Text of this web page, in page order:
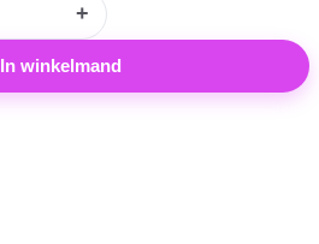
+
In winkelmand